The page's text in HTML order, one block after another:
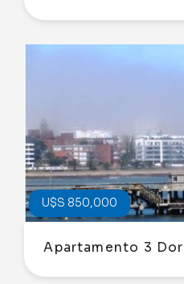
U$S 850,000
Apartamento 3